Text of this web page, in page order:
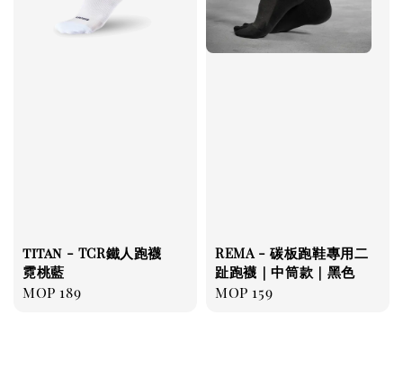
titan - TCR鐵人跑襪
霓桃藍
Regular
MOP 189
REMA - 碳板跑鞋專用二
趾跑襪｜中筒款｜黑色
Regular
MOP 159